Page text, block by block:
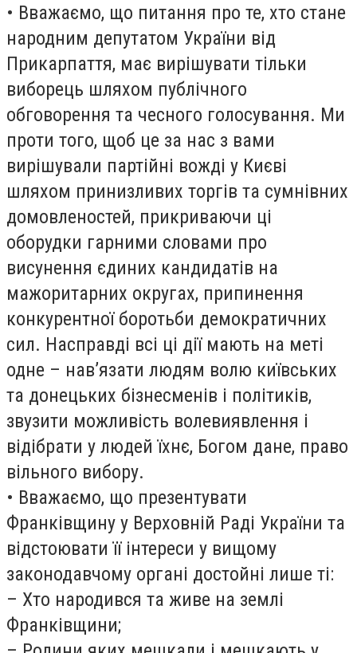
• Вважаємо, що питання про те, хто стане
народним депутатом України від
Прикарпаття, має вирішувати тільки
виборець шляхом публічного
обговорення та чесного голосування. Ми
проти того, щоб це за нас з вами
вирішували партійні вожді у Києві
шляхом принизливих торгів та сумнівних
домовленостей, прикриваючи ці
оборудки гарними словами про
висунення єдиних кандидатів на
мажоритарних округах, припинення
конкурентної боротьби демократичних
сил. Насправді всі ці дії мають на меті
одне – нав’язати людям волю київських
та донецьких бізнесменів і політиків,
звузити можливість волевиявлення і
відібрати у людей їхнє, Богом дане, право
вільного вибору.
• Вважаємо, що презентувати
Франківщину у Верховній Раді України та
відстоювати її інтереси у вищому
законодавчому органі достойні лише ті:
– Хто народився та живе на землі
Франківщини;